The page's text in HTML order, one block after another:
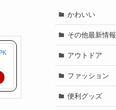
かわいい
その他最新情報
アウトドア
ファッション
便利グッズ